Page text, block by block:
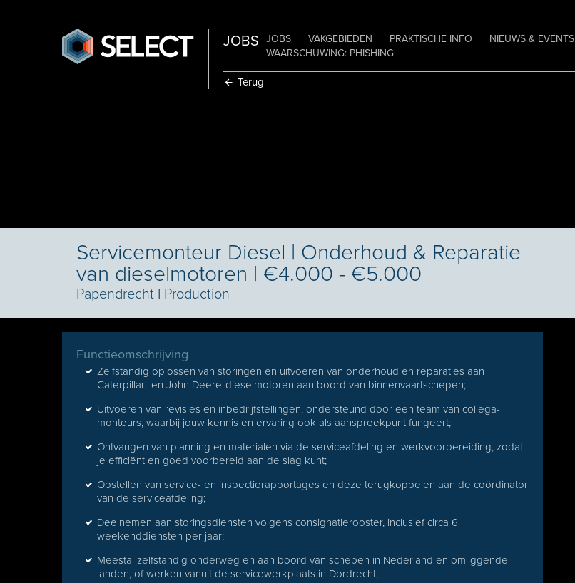
JOBS JOBS VAKGEBIEDEN PRAKTISCHE INFO NIEUWS & EVENTS
WAARSCHUWING: PHISHING
Terug
Servicemonteur Diesel | Onderhoud & Reparatie
van dieselmotoren | €4.000 - €5.000
Papendrecht I Production
Functieomschrijving
Zelfstandig oplossen van storingen en uitvoeren van onderhoud en reparaties aan
Caterpillar- en John Deere-dieselmotoren aan boord van binnenvaartschepen;
Uitvoeren van revisies en inbedrijfstellingen, ondersteund door een team van collega-
monteurs, waarbij jouw kennis en ervaring ook als aanspreekpunt fungeert;
Ontvangen van planning en materialen via de serviceafdeling en werkvoorbereiding, zodat
je efficiënt en goed voorbereid aan de slag kunt;
Opstellen van service- en inspectierapportages en deze terugkoppelen aan de coördinator
van de serviceafdeling;
Deelnemen aan storingsdiensten volgens consignatierooster, inclusief circa 6
weekenddiensten per jaar;
Meestal zelfstandig onderweg en aan boord van schepen in Nederland en omliggende
landen, of werken vanuit de servicewerkplaats in Dordrecht;